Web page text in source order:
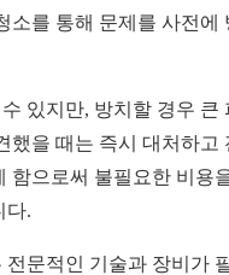
소를 통해 문제를 사전에
있지만, 방치할 경우 큰
했을 때는 즉시 대처하고
함으로써 불필요한 비용
다.
문적인 기술과 장비가